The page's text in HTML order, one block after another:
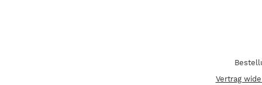
Vertrag